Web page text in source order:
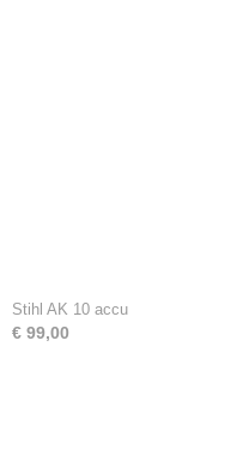
Stihl AK 10 accu
€ 99,00